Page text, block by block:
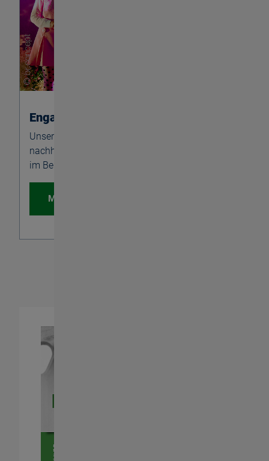
Engagement
Unserem Umfeld fühlen wir uns ganzheitlich und
nachhaltig verpflichtet. Daher engagieren wir uns
im Bereich Bildung, Soziales, Kultur und Sport.
Mehr erfahren